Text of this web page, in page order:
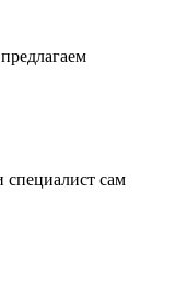
специалист сам